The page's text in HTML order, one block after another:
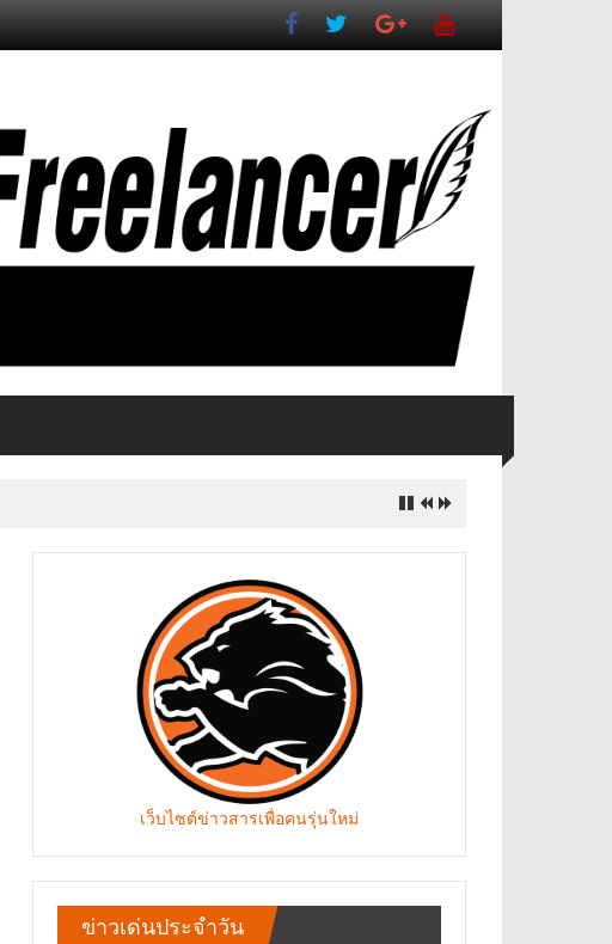
เว็บไซต์ข่าวสารเพื่อคนรุ่นใหม่
ข่าวเด่นประจำวัน